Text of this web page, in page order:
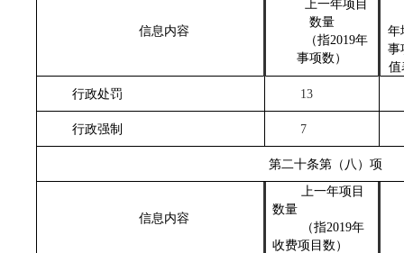
信息内容
上一年项目
数量
（指2019年
事项数 ）
年
事
值
行政处罚
13
行政强制 7
第二十条第（八）项
信息内容
上一年项目
数量
（指2019年
收费项目数 ）